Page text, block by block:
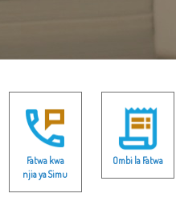
Fatwa kwa
njia ya Simu
Ombi la Fatwa